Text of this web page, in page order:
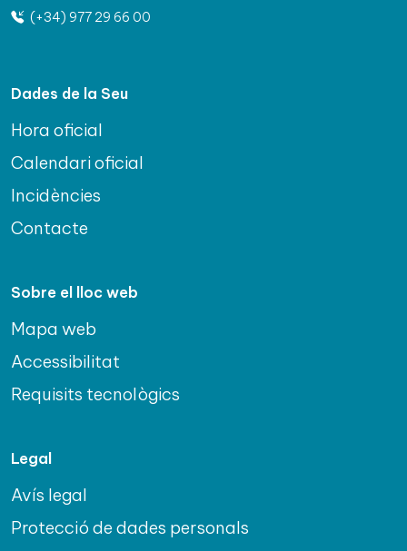
(+34) 977 29 66 00
Dades de la Seu
Hora oficial
Calendari oficial
Incidències
Contacte
Sobre el lloc web
Mapa web
Accessibilitat
Requisits tecnològics
Legal
Avís legal
Protecció de dades personals